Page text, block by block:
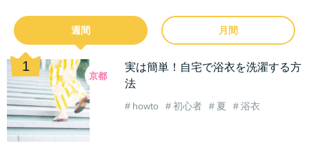
週間 月間
実は簡単！自宅で浴衣を洗濯する方
法
howto 初心者 夏 浴衣
京都